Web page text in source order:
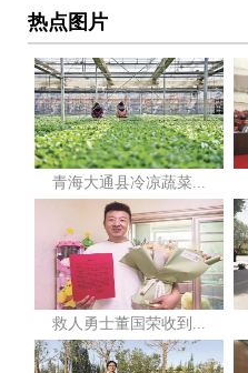
热点图片
青海大通县冷凉蔬菜...
救人勇士董国荣收到...